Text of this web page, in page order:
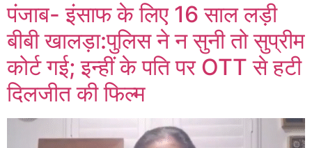
पंजाब- इंसाफ के लिए 16 साल लड़ी
बीबी खालड़ा:पुलिस ने न सुनी तो सुप्रीम
कोर्ट गई; इन्हीं के पति पर OTT से हटी
दिलजीत की फिल्म